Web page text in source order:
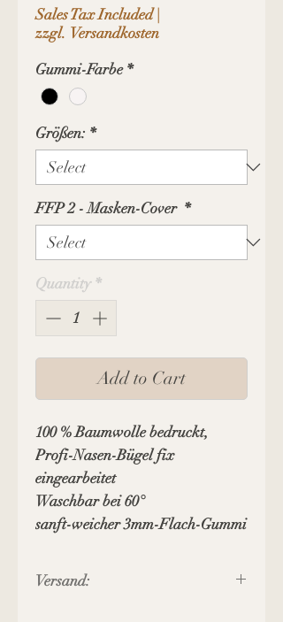
Sales Tax Included|
zzgl. Versandkosten
Gummi-Farbe *
Größen: *
FFP 2 - Masken-Cover *
Quantity *
Add to Cart
100 % Baumwolle bedruckt,
Profi-Nasen-Bügel fix
eingearbeitet
Waschbar bei 60°
sanft-weicher 3mm-Flach-Gummi
Versand: